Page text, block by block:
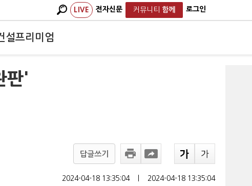
LIVE 전자신문 커뮤니티 함께 로그인
설프리미엄
판'
답글쓰기
2024-04-18 13:35:04 2024-04-18 13:35:04